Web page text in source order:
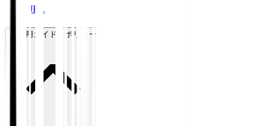
JFA
ご利用ガイド・ポリシー